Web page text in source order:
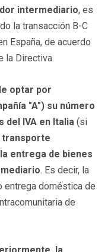
intermediario, es
la transacción B-C
España, de acuerdo
la Directiva.
optar por
"A") su número
IVA en Italia (si
transporte
entrega de bienes
. Es decir, la
entrega doméstica de
de